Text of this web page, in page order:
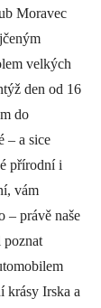
Moravec
velkých
den od 16
do
– a sice
přírodní i
vám
– právě naše
poznat
krásy Irska a